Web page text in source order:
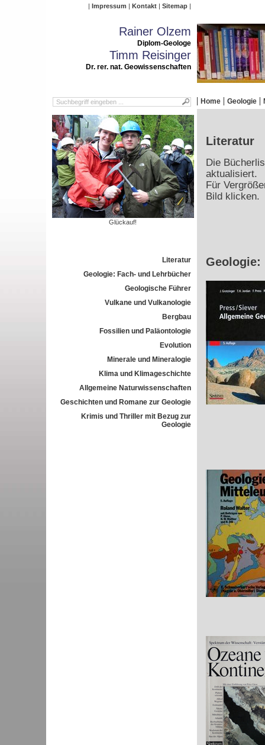
Impressum Kontakt Sitemap
Rainer Olzem
Diplom-Geologe
Timm Reisinger
Dr. rer. nat. Geowissenschaften
Home Geologie
Glückauf!
Literatur
Geologie: Fach- und Lehrbücher
Geologische Führer
Vulkane und Vulkanologie
Bergbau
Fossilien und Paläontologie
Evolution
Minerale und Mineralogie
Klima und Klimageschichte
Allgemeine Naturwissenschaften
Geschichten und Romane zur Geologie
Krimis und Thriller mit Bezug zur
Geologie
Literatur
Die
aktualisiert.
Für
Bild klicken.
Geologie: